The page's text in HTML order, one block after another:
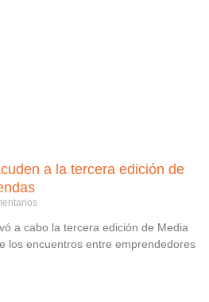
a la tercera edición de
a cabo la tercera edición de Media
los encuentros entre emprendedores